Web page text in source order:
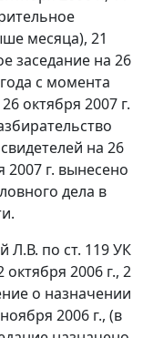
месяца), 21
заседание на 26
с момента
октября 2007 г.
на 26
2007 г. вынесено
дела в
Л.В. по ст. 119УК
2006 г., 2
о назначении
2006 г., (в